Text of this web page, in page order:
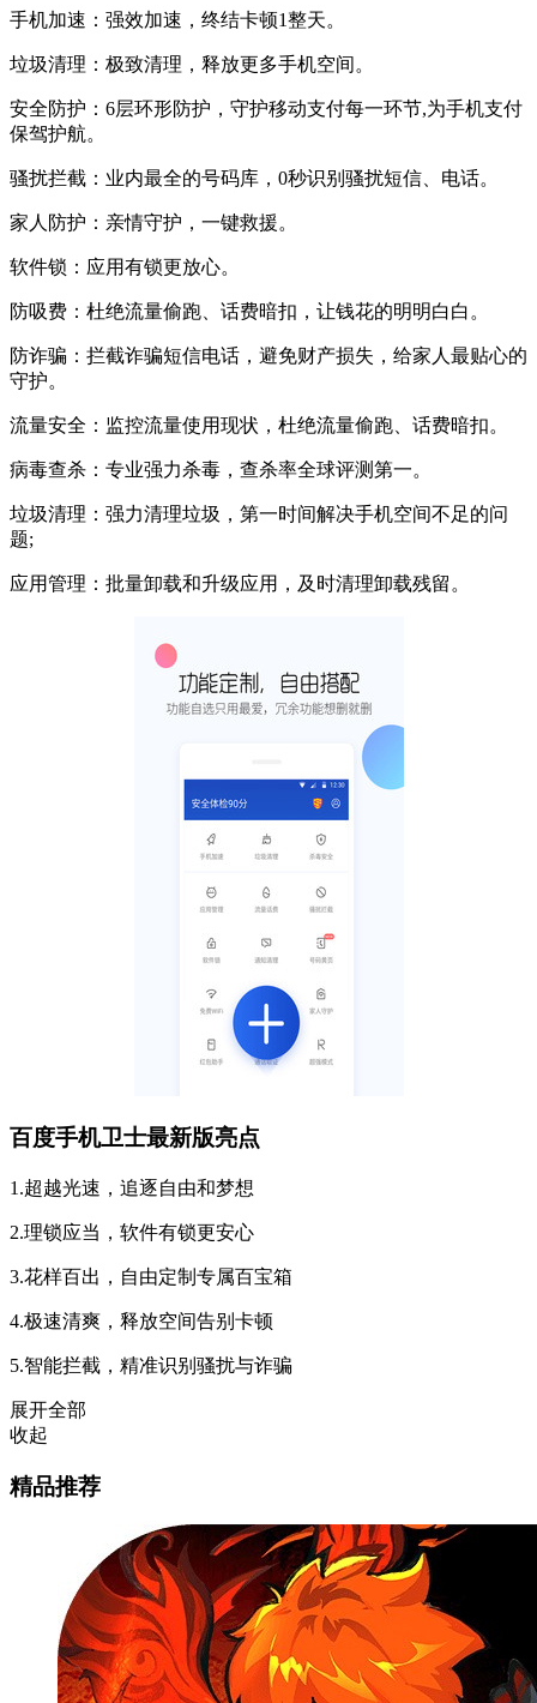
手机加速：强效加速，终结卡顿1整天。
垃圾清理：极致清理，释放更多手机空间。
安全防护：6层环形防护，守护移动支付每一环节,为手机支付
保驾护航。
骚扰拦截：业内最全的号码库，0秒识别骚扰短信、电话。
家人防护：亲情守护，一键救援。
软件锁：应用有锁更放心。
防吸费：杜绝流量偷跑、话费暗扣，让钱花的明明白白。
防诈骗：拦截诈骗短信电话，避免财产损失，给家人最贴心的
守护。
流量安全：监控流量使用现状，杜绝流量偷跑、话费暗扣。
病毒查杀：专业强力杀毒，查杀率全球评测第一。
垃圾清理：强力清理垃圾，第一时间解决手机空间不足的问
题;
应用管理：批量卸载和升级应用，及时清理卸载残留。
百度手机卫士最新版亮点
1.超越光速，追逐自由和梦想
2.理锁应当，软件有锁更安心
3.花样百出，自由定制专属百宝箱
4.极速清爽，释放空间告别卡顿
5.智能拦截，精准识别骚扰与诈骗
展开全部
收起
精品推荐